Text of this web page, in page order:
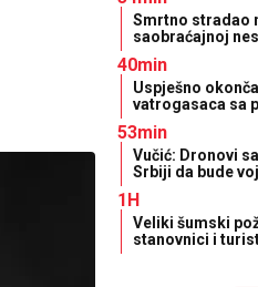
Smrtno stradao
saobraćajnoj
40min
Uspješno
vatrogasaca sa
53min
Vučić: Dronovi
Srbiji da bude
1H
Veliki šumski
stanovnici i